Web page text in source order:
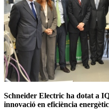
Schneider Electric ha dotat a
innovació en eficiència